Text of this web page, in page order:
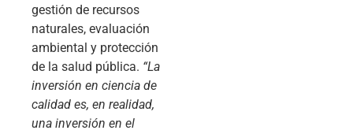
gestión de recursos
naturales, evaluación
ambiental y protección
de la salud pública. “La
inversión en ciencia de
calidad es, en realidad,
una inversión en el